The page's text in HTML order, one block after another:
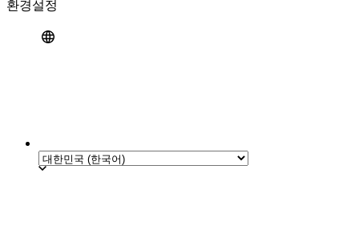
환경설정